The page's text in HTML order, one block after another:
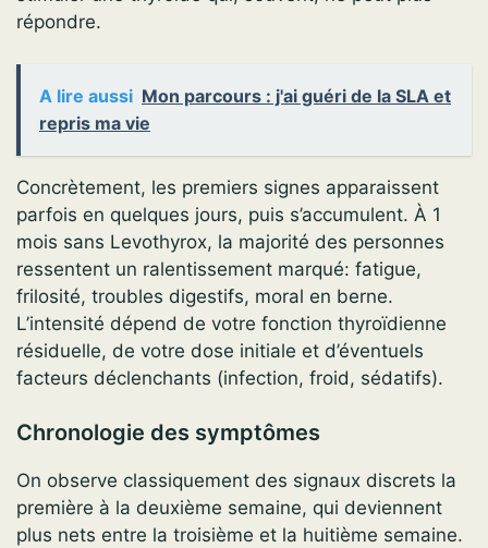
répondre.
A lire aussi Mon parcours : j'ai guéri de la SLA et
repris ma vie
Concrètement, les premiers signes apparaissent
parfois en quelques jours, puis s’accumulent. À 1
mois sans Levothyrox, la majorité des personnes
ressentent un ralentissement marqué: fatigue,
frilosité, troubles digestifs, moral en berne.
L’intensité dépend de votre fonction thyroïdienne
résiduelle, de votre dose initiale et d’éventuels
facteurs déclenchants (infection, froid, sédatifs).
Chronologie des symptômes
On observe classiquement des signaux discrets la
première à la deuxième semaine, qui deviennent
plus nets entre la troisième et la huitième semaine.